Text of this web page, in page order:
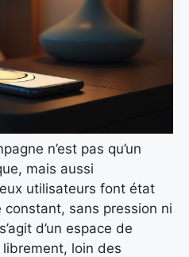
n’est pas qu’un
mais aussi
utilisateurs font état
constant, sans pression ni
d’un espace de
librement, loin des